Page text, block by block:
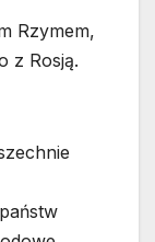
Rzymem,
z Rosją.